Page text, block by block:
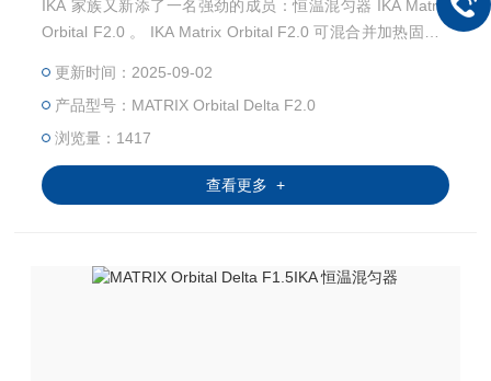
IKA 家族又新添了一名强劲的成员：恒温混匀器 IKA Matrix
Orbital F2.0 。 IKA Matrix Orbital F2.0 可混合并加热固定2
/ RNA 样品或者 ELISA 试验等样品，甚至微量的实验室应
用，都可以混合均匀，达到无交叉污染的理想混匀
更新时间：2025-09-02
产品型号：MATRIX Orbital Delta F2.0
浏览量：1417
查看更多 +